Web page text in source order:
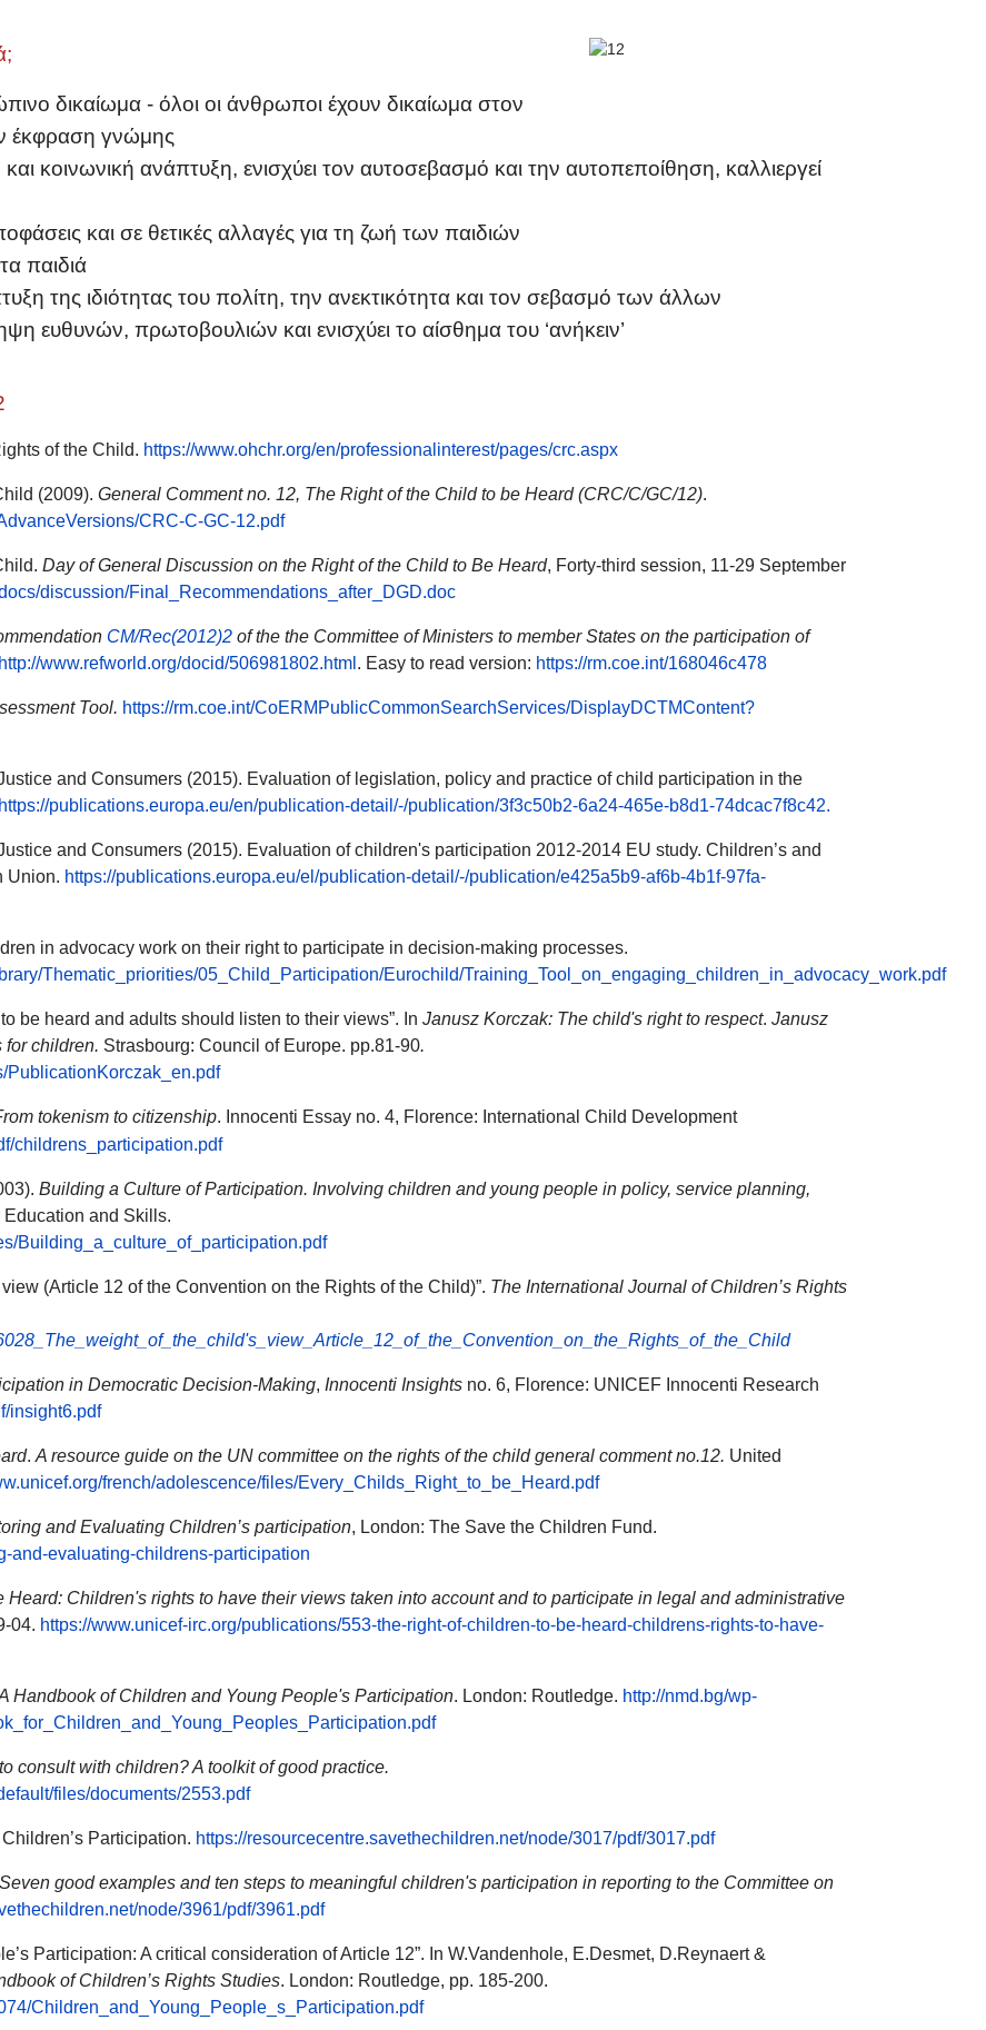
δικαίωμα - όλοι οι άνθρωποι έχουν δικαίωμα στον
έκφραση γνώμης
κοινωνική ανάπτυξη, ενισχύει τον αυτοσεβασμό και την αυτοπεποίθηση, καλλιεργεί
και σε θετικές αλλαγές για τη ζωή των παιδιών
παιδιά
της ιδιότητας του πολίτη, την ανεκτικότητα και τον σεβασμό των άλλων
ευθυνών, πρωτοβουλιών και ενισχύει το αίσθημα του ‘ανήκειν’
of the Child. https://www.ohchr.org/en/professionalinterest/pages/crc.aspx
(2009). General Comment no. 12, The Right of the Child to be Heard (CRC/C/GC/12).
CRC-C-GC-12.pdf
. Day of General Discussion on the Right of the Child to Be Heard, Forty-third session, 11-29 September
discussion/Final_Recommendations_after_DGD.doc
CM/Rec(2012)2 of the the Committee of Ministers to member States on the participation of
http://www.refworld.org/docid/506981802.html . Easy to read version: https://rm.coe.int/168046c478
Tool. https://rm.coe.int/CoERMPublicCommonSearchServices/DisplayDCTMContent?
and Consumers (2015). Evaluation of legislation, policy and practice of child participation in the
https://publications.europa.eu/en/publication-detail/-/publication/3f3c50b2-6a24-465e-b8d1-74dcac7f8c42.
and Consumers (2015). Evaluation of children's participation 2012-2014 EU study. Children’s and
Union. https://publications.europa.eu/el/publication-detail/-/publication/e425a5b9-af6b-4b1f-97fa-
in advocacy work on their right to participate in decision-making processes.
Thematic_priorities/05_Child_Participation/Eurochild/Training_Tool_on_engaging_children_in_advocacy_work.pdf
be heard and adults should listen to their views”. In Janusz Korczak: The child's right to respect. Janusz
for children. Strasbourg: Council of Europe. pp.81-90.
PublicationKorczak_en.pdf
tokenism to citizenship. Innocenti Essay no. 4, Florence: International Child Development
childrens_participation.pdf
Building a Culture of Participation. Involving children and young people in policy, service planning,
Education and Skills.
Building_a_culture_of_participation.pdf
(Article 12 of the Convention on the Rights of the Child)”. The International Journal of Children’s Rights
in Democratic Decision-Making, Innocenti Insights no. 6, Florence: UNICEF Innocenti Research
insight6.pdf
. A resource guide on the UN committee on the rights of the child general comment no.12. United
french/adolescence/files/Every_Childs_Right_to_be_Heard.pdf
and Evaluating Children’s participation, London: The Save the Children Fund.
and-evaluating-childrens-participation
Heard: Children's rights to have their views taken into account and to participate in legal and administrative
04. https://www.unicef-irc.org/publications/553-the-right-of-children-to-be-heard-childrens-rights-to-have-
Handbook of Children and Young People's Participation. London: Routledge. http://nmd.bg/wp-
consult with children? A toolkit of good practice.
files/documents/2553.pdf
Participation. https://resourcecentre.savethechildren.net/node/3017/pdf/3017.pdf
good examples and ten steps to meaningful children's participation in reporting to the Committee on
node/3961/pdf/3961.pdf
Participation: A critical consideration of Article 12”. In W.Vandenhole, E.Desmet, D.Reynaert &
of Children’s Rights Studies. London: Routledge, pp. 185-200.
Children_and_Young_People_s_Participation.pdf